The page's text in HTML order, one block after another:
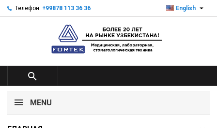
Телефон: +99878 113 36 36 English 

MENU